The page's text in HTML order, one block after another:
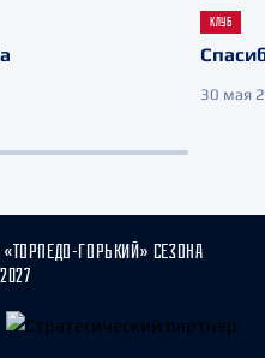
КЛУБ
30 мая
ГОРЬКИЙ» СЕЗОНА